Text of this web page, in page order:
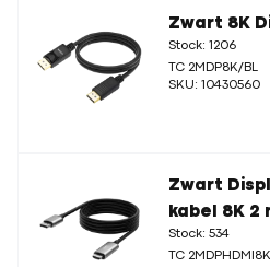
Zwart 8K
Stock: 1206
TC 2MDP8K/BL
SKU: 10430560
Zwart
kabel 8K 2
Stock: 534
TC